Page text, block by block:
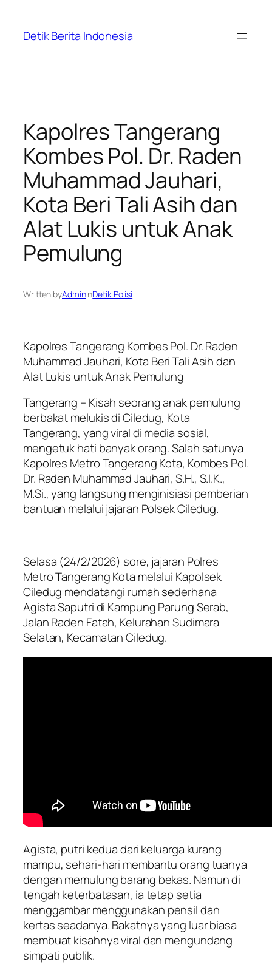
content
Detik Berita Indonesia
Kapolres Tangerang
Kombes Pol. Dr. Raden
Muhammad Jauhari,
Kota Beri Tali Asih dan
Alat Lukis untuk Anak
Pemulung
Written byAdmininDetik Polisi
Kapolres Tangerang Kombes Pol. Dr. Raden
Muhammad Jauhari, Kota Beri Tali Asih dan
Alat Lukis untuk Anak Pemulung
Tangerang – Kisah seorang anak pemulung
berbakat melukis di Ciledug, Kota
Tangerang, yang viral di media sosial,
mengetuk hati banyak orang. Salah satunya
Kapolres Metro Tangerang Kota, Kombes Pol.
Dr. Raden Muhammad Jauhari, S.H., S.I.K.,
M.Si., yang langsung menginisiasi pemberian
bantuan melalui jajaran Polsek Ciledug.
Selasa (24/2/2026) sore, jajaran Polres
Metro Tangerang Kota melalui Kapolsek
Ciledug mendatangi rumah sederhana
Agista Saputri di Kampung Parung Serab,
Jalan Raden Fatah, Kelurahan Sudimara
Selatan, Kecamatan Ciledug.
Agista, putri kedua dari keluarga kurang
mampu, sehari-hari membantu orang tuanya
dengan memulung barang bekas. Namun di
tengah keterbatasan, ia tetap setia
menggambar menggunakan pensil dan
kertas seadanya. Bakatnya yang luar biasa
membuat kisahnya viral dan mengundang
simpati publik.